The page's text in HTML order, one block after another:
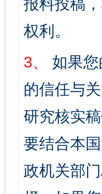
报料投稿
权利。
3、
如果
的信任与
研究核实
要结合本
政机关部